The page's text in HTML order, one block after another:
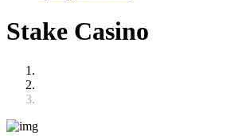
Stake Casino